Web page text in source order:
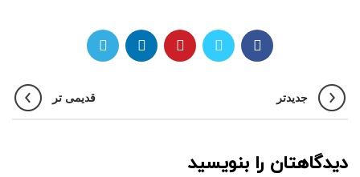
جدیدتر قدیمی تر
دیدگاهتان را بنویسید